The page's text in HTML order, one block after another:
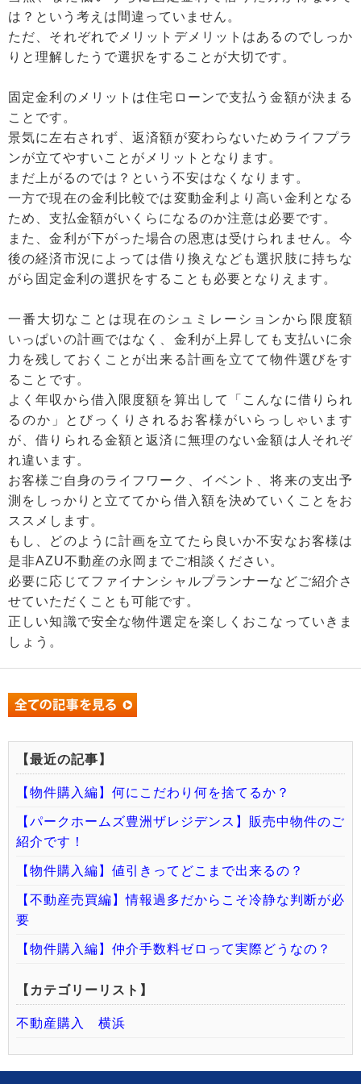
は？という考えは間違っていません。
ただ、それぞれでメリットデメリットはあるのでしっか
りと理解したうで選択をすることが大切です。
固定金利のメリットは住宅ローンで支払う金額が決まる
ことです。
景気に左右されず、返済額が変わらないためライフプラ
ンが立てやすいことがメリットとなります。
まだ上がるのでは？という不安はなくなります。
一方で現在の金利比較では変動金利より高い金利となる
ため、支払金額がいくらになるのか注意は必要です。
また、金利が下がった場合の恩恵は受けられません。今
後の経済市況によっては借り換えなども選択肢に持ちな
がら固定金利の選択をすることも必要となりえます。
一番大切なことは現在のシュミレーションから限度額
いっぱいの計画ではなく、金利が上昇しても支払いに余
力を残しておくことが出来る計画を立てて物件選びをす
ることです。
よく年収から借入限度額を算出して「こんなに借りられ
るのか」とびっくりされるお客様がいらっしゃいます
が、借りられる金額と返済に無理のない金額は人それぞ
れ違います。
お客様ご自身のライフワーク、イベント、将来の支出予
測をしっかりと立ててから借入額を決めていくことをお
ススメします。
もし、どのように計画を立てたら良いか不安なお客様は
是非AZU不動産の永岡までご相談ください。
必要に応じてファイナンシャルプランナーなどご紹介さ
せていただくことも可能です。
正しい知識で安全な物件選定を楽しくおこなっていきま
しょう。
【最近の記事】
【物件購入編】何にこだわり何を捨てるか？
【パークホームズ豊洲ザレジデンス】販売中物件のご
紹介です！
【物件購入編】値引きってどこまで出来るの？
【不動産売買編】情報過多だからこそ冷静な判断が必
要
【物件購入編】仲介手数料ゼロって実際どうなの？
【カテゴリーリスト】
不動産購入 横浜